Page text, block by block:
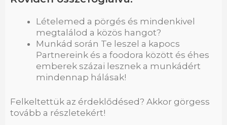
Lételemed a pörgés és mindenkivel
megtalálod a közös hangot?
Munkád során Te leszel a kapocs
Partnereink és a foodora között és éhes
emberek százai lesznek a munkádért
mindennap hálásak!
Felkeltettük az érdeklődésed? Akkor görgess
tovább a részletekért!